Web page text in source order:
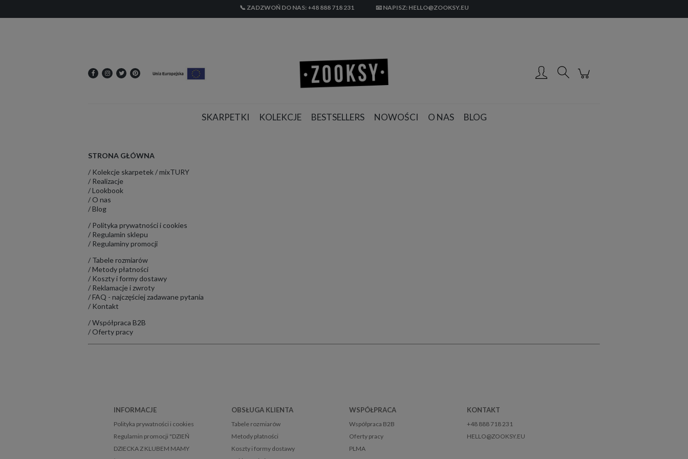
📞 ZADZWOŃ DO NAS: +48 888 718 231 📧 NAPISZ: HELLO@ZOOKSY.EU
SKARPETKI KOLEKCJE BESTSELLERS NOWOŚCI O NAS BLOG
STRONA GŁÓWNA
/ Kolekcje skarpetek /mixTURY
/ Realizacje
/Lookbook
/ O nas
/Blog
/ Polityka prywatności i cookies
/ Regulamin sklepu
/ Regulaminy promocji
/ Tabele rozmiarów
/Metody płatności
/ Koszty i formy dostawy
/ Reklamacje i zwroty
/FAQ - najczęściej zadawane pytania
/ Kontakt
/Współpraca B2B
/ Oferty pracy
INFORMACJE
Polityka prywatności i cookies
Regulamin promocji "DZIEŃ
DZIECKA Z KLUBEM MAMY
OBSŁUGA KLIENTA
Tabele rozmiarów
Metody płatności
Koszty i formy dostawy
WSPÓŁPRACA
Współpraca B2B
Oferty pracy
PLMA
KONTAKT
+48 888 718 231
HELLO@ZOOKSY.EU